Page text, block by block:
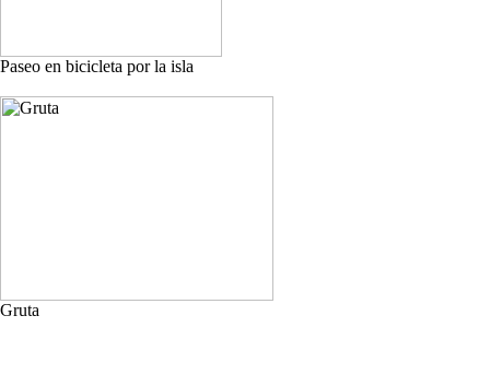
Paseo en bicicleta por la isla
Gruta